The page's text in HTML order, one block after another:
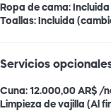
Ropa de cama:
Toallas: Incluida
Servicios
Cuna: 12.000,00 AR$ /
Limpieza de vajilla (Al